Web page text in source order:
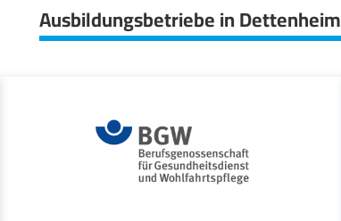
Ausbildungsbetriebe in Dettenheim